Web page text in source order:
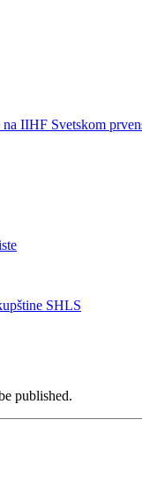
na IIHF Svetskom
SHLS
published.